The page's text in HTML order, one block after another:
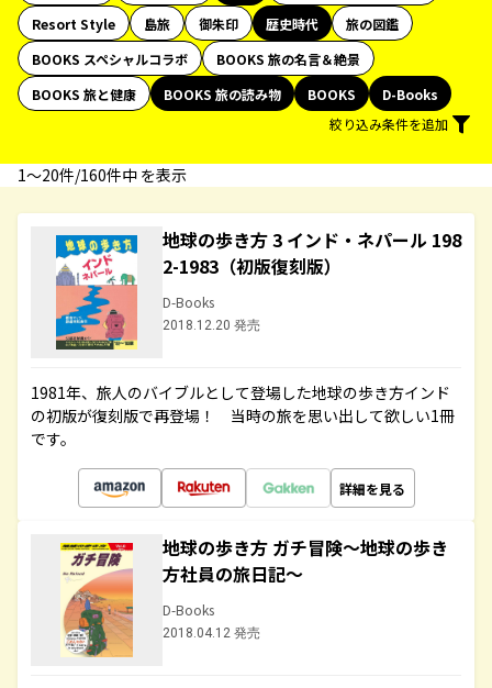
Resort Style
島旅 御朱印 歴史時代
旅の図鑑
BOOKS スペシャルコラボ
BOOKS 旅の名言＆絶景
BOOKS 旅と健康
BOOKS 旅の読み物 BOOKS
D-Books
絞り込み条件を追加
1〜20件/160件中 を表示
地球の歩き方 3 インド・ネパール 198
2-1983（初版復刻版）
D-Books
2018.12.20 発売
1981年、旅人のバイブルとして登場した地球の歩き方インド
の初版が復刻版で再登場！ 当時の旅を思い出して欲しい1冊
です。
詳細を見る
地球の歩き方 ガチ冒険～地球の歩き
方社員の旅日記～
D-Books
2018.04.12 発売